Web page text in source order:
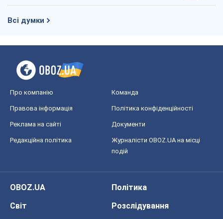
Всі думки
Про компанію Команда
Правова інформація Політика конфіденційності
Реклама на сайті Документи
Редакційна політика
Журналісти OBOZ.UA на місці
подій
OBOZ.UA
Політика
Світ
Розслідування